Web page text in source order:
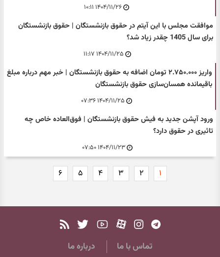
۱۴۰۴/۱۱/۲۶ ۱۰:۱۱
موافقت مجلس با این آیتم در حقوق بازنشستگان | حقوق بازنشستگان
برای سال 1405 چقدر زیاد شد؟
۱۴۰۴/۱۱/۲۵ ۱۱:۱۷
واریز ۲.۷۵۰.۰۰۰ تومان اضافه به حقوق بازنشستگان | خبر مهم درباره مبلغ
باقیمانده همسان‌سازی حقوق بازنشستگان
۱۴۰۴/۱۱/۲۵ ۰۷:۳۶
ورود آپشن جدید به فیش حقوق بازنشستگان | فوق‌العاده خاص چه
تاثیری در حقوق دارد؟
۱۴۰۴/۱۱/۲۳ ۰۷:۵۰
۱ ۲ ۳ ۴ ۵ ۶
تماس با ما درباره ما